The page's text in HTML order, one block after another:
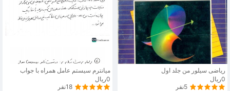
ریاضی سیلور من جلد اول
0ریال
5نفر
میانترم سیستم عامل همراه با جواب
0ریال
18نفر